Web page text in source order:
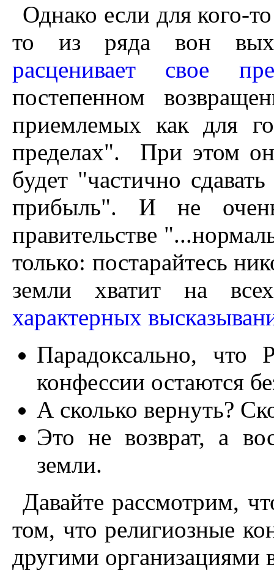
Однако если для кого-
то из ряда вон
расценивает свое
постепенном
приемлемых как для
пределах". При этом он
будет "частично
прибыль". И не
правительстве
только: постарайтесь
земли хватит на
характерных
Парадоксально,
конфессии остаются
А сколько вернуть?
Это не возврат, а
земли.
Давайте рассмотрим,
том, что религиозные
другими организациями